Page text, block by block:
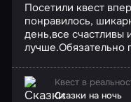
Посетили квест
понравилось,
день,все счастливы
лучше.Обязательно
Квест в
Сказки на ночь